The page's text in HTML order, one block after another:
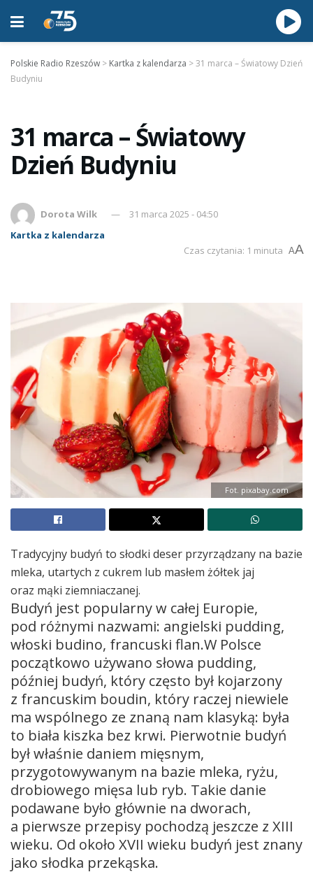
Polskie Radio Rzeszów > Kartka z kalendarza >31 marca – Światowy Dzień
Budyniu
31 marca – Światowy
Dzień Budyniu
Dorota Wilk
31 marca 2025 - 04:50
Kartka z kalendarza
Czas czytania: 1 minuta AA
Fot. pixabay.com
Tradycyjny budyń to słodki deser przyrządzany na bazie
mleka, utartych z cukrem lub masłem żółtek jaj
oraz mąki ziemniaczanej.
Budyń jest popularny w całej Europie,
pod różnymi nazwami: angielski pudding,
włoski budino, francuski flan.W Polsce
początkowo używano słowa pudding,
później budyń, który często był kojarzony
z francuskim boudin, który raczej niewiele
ma wspólnego ze znaną nam klasyką: była
to biała kiszka bez krwi. Pierwotnie budyń
był właśnie daniem mięsnym,
przygotowywanym na bazie mleka, ryżu,
drobiowego mięsa lub ryb. Takie danie
podawane było głównie na dworach,
a pierwsze przepisy pochodzą jeszcze z XIII
wieku. Od około XVII wieku budyń jest znany
jako słodka przekąska.